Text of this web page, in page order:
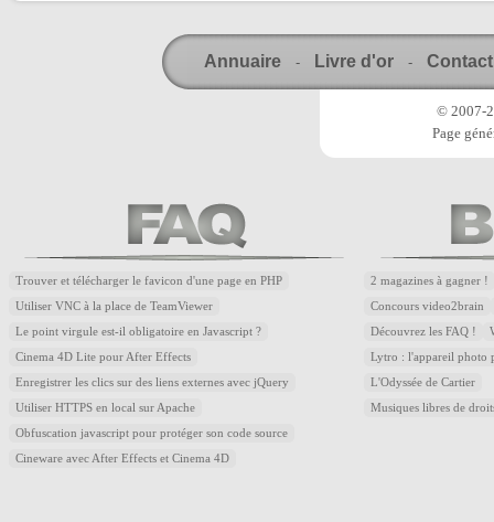
Annuaire - Livre d'or - Contact
© 2007-
Page
Trouver et télécharger le favicon d'une page en PHP
Utiliser VNC à la place de TeamViewer
Le point virgule est-il obligatoire en Javascript ?
Cinema 4D Lite pour After Effects
Enregistrer les clics sur des liens externes avec jQuery
Utiliser HTTPS en local sur Apache
Obfuscation javascript pour protéger son code source
Cineware avec After Effects et Cinema 4D
2 magazines à gagner !
Concours video2brain
Découvrez les FAQ !
Lytro : l'appareil photo
L'Odyssée de Cartier
Musiques libres de